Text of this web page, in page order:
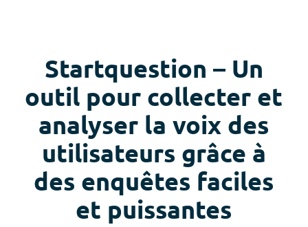
Startquestion – Un
outil pour collecter et
analyser la voix des
utilisateurs grâce à
des enquêtes faciles
et puissantes